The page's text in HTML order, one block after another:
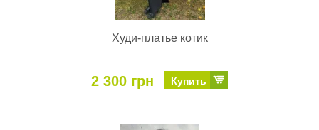
Худи-платье котик
2 300 грн Купить